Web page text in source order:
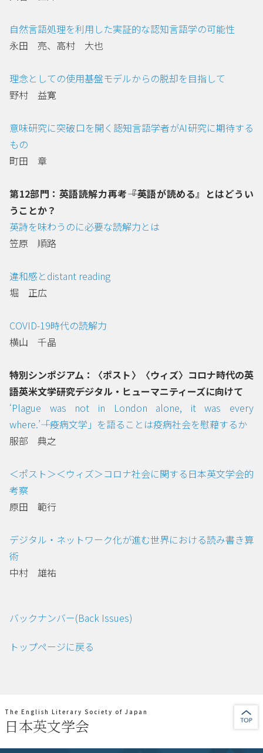
自然言語処理を利用した実証的な認知言語学の可能性
永田 亮、高村 大也
理念としての使用基盤モデルからの脱却を目指して
野村 益寛
意味研究に突破口を開く――認知言語学者がAI研究に期待する
もの
町田 章
第12部門：英語読解力再考――『英語が読める』とはどうい
うことか？
英詩を味わうのに必要な読解力とは
笠原 順路
違和感とdistant reading
堀 正広
COVID-19時代の読解力
横山 千晶
特別シンポジアム：〈ポスト〉〈ウィズ〉コロナ時代の英
語英米文学研究――デジタル・ヒューマニティーズに向けて
‘Plague was not in London alone, it was every
where.’――「疫病文学」を語ることは疫病社会を慰藉するか
服部 典之
＜ポスト＞＜ウィズ＞コロナ社会に関する日本英文学会的
考察
原田 範行
デジタル・ネットワーク化が進む世界における読み書き算
術
中村 雄祐
バックナンバー(Back Issues)
トップページに戻る
The English Literary Society of Japan
日本英文学会